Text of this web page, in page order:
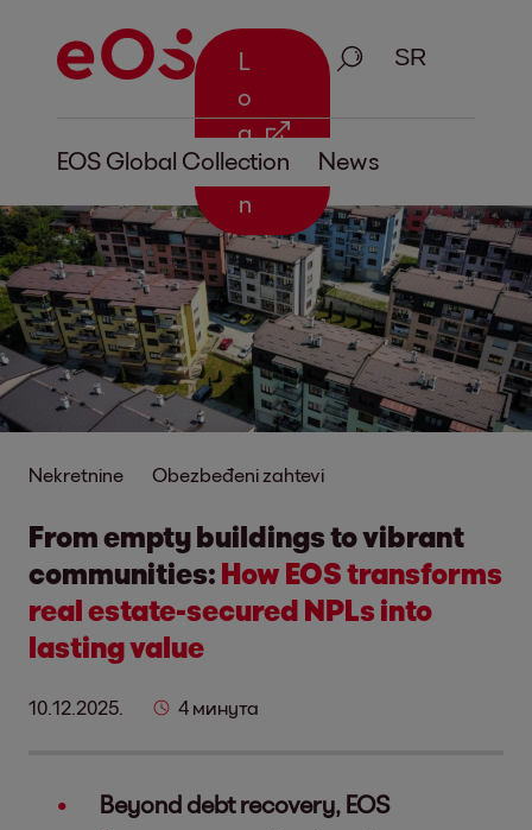
L
o
g
i
n
Pretraga
EOS Global Collection News
Nekretnine Obezbeđeni zahtevi
From empty buildings to vibrant
communities: How EOS transforms
real estate-secured NPLs into
lasting value
10.12.2025. 4 минута
Beyond debt recovery, EOS